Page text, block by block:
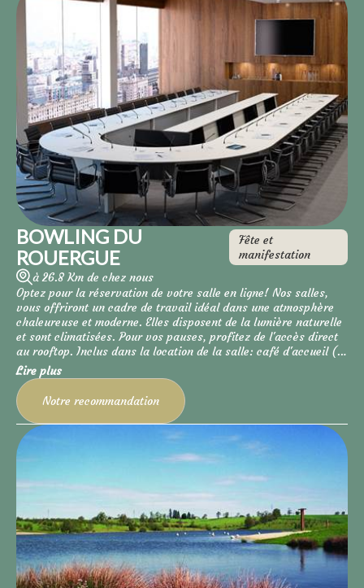
BOWLING DU
ROUERGUE
Fête et
manifestation
à 26.8 Km de chez nous
Optez pour la réservation de votre salle en ligne! Nos salles,
vous offriront un cadre de travail idéal dans une atmosphère
chaleureuse et moderne. Elles disposent de la lumière naturelle
et sont climatisées. Pour vos pauses, profitez de l'accès direct
au rooftop. Inclus dans la location de la salle: café d'accueil (et
sa collation), pauses cafés, paperboard, vidéoprojecteur,
portant, miroir et connexion wifi. Nos salles sont modulables, si
vous souhaitez une salle plus grande ou plus d'informations.
Contactez-nous au 05-65-67-08-15.
Lire plus
Notre recommandation